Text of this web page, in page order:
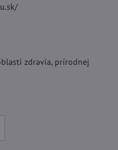
zdravia, prírodnej